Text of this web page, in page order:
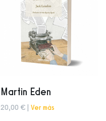
Martin Eden
20,00 € | Ver más